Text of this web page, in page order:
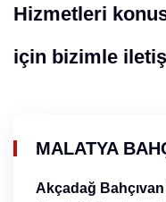
Hizmetleri
için bizimle
MALATYA
Akçadağ